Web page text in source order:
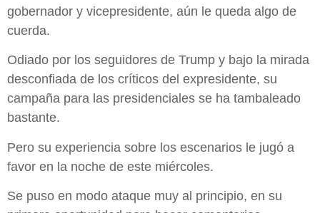
gobernador y vicepresidente, aún le queda algo de
cuerda.
Odiado por los seguidores de Trump y bajo la mirada
desconfiada de los críticos del expresidente, su
campaña para las presidenciales se ha tambaleado
bastante.
Pero su experiencia sobre los escenarios le jugó a
favor en la noche de este miércoles.
Se puso en modo ataque muy al principio, en su